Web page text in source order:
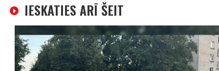
IESKATIES ARĪ ŠEIT